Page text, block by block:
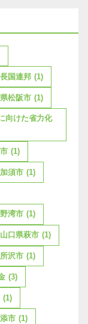
国連邦 (1)
松阪市 (1)
向けた省力化
(1)
加須市 (1)
湾市 (1)
山口県萩市 (1)
所沢市 (1)
(3)
(1)
市 (1)